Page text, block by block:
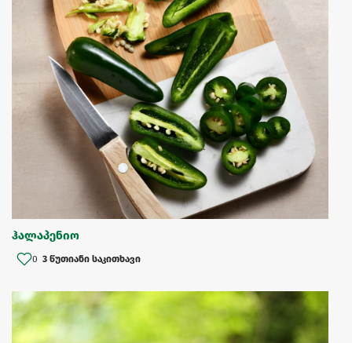
ჰალაპენიო
0 3 წუთიანი საკითხავი